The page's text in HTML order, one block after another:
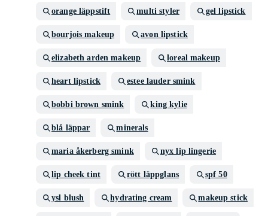
orange läppstift multi styler gel lipstick
bourjois makeup avon lipstick
elizabeth arden makeup loreal makeup
heart lipstick estee lauder smink
bobbi brown smink king kylie
blå läppar minerals
maria åkerberg smink nyx lip lingerie
lip cheek tint rött läppglans spf 50
ysl blush hydrating cream makeup stick